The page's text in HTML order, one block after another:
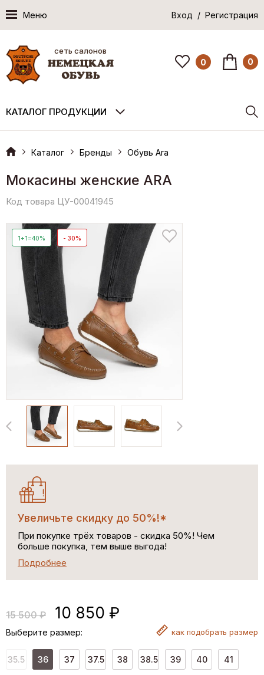
Меню Вход / Регистрация
сеть салонов
0 0
КАТАЛОГ ПРОДУКЦИИ
Каталог Бренды Обувь Ara
Мокасины женские ARA
Код товара ЦУ-00041945
1+1=40% - 30%
Увеличьте скидку до 50%!*
При покупке трёх товаров - скидка 50%! Чем
больше покупка, тем выше выгода!
Подробнее
15 500 ₽ 10 850 ₽
Выберите размер: как подобрать размер
35.5 36 37 37.5 38 38.5 39 40 41